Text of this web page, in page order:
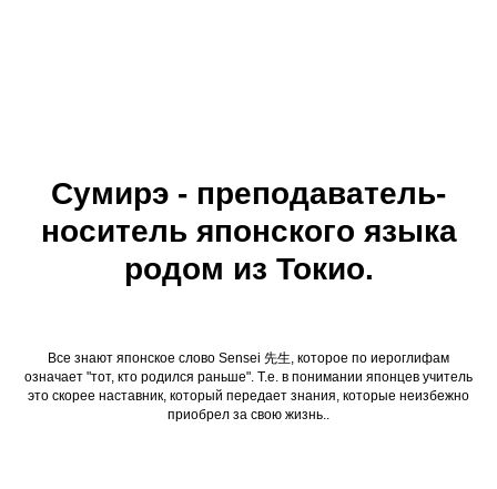
Сумирэ - преподаватель-
носитель японского языка
родом из Токио.
Все знают японское слово Sensei 先生, которое по иероглифам
означает "тот, кто родился раньше". Т.е. в понимании японцев учитель
это скорее наставник, который передает знания, которые неизбежно
приобрел за свою жизнь..